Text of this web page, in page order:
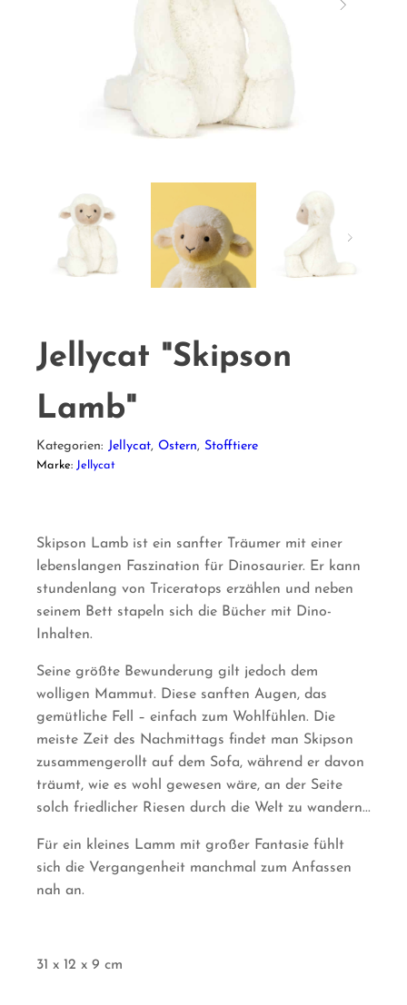
Jellycat "Skipson
Lamb"
Kategorien: Jellycat, Ostern, Stofftiere
Marke: Jellycat
Skipson Lamb ist ein sanfter Träumer mit einer
lebenslangen Faszination für Dinosaurier. Er kann
stundenlang von Triceratops erzählen und neben
seinem Bett stapeln sich die Bücher mit Dino-
Inhalten.
Seine größte Bewunderung gilt jedoch dem
wolligen Mammut. Diese sanften Augen, das
gemütliche Fell – einfach zum Wohlfühlen. Die
meiste Zeit des Nachmittags findet man Skipson
zusammengerollt auf dem Sofa, während er davon
träumt, wie es wohl gewesen wäre, an der Seite
solch friedlicher Riesen durch die Welt zu wandern...
Für ein kleines Lamm mit großer Fantasie fühlt
sich die Vergangenheit manchmal zum Anfassen
nah an.
31 x 12 x 9 cm